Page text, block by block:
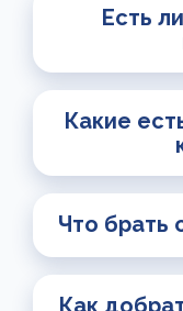
Есть
Какие
Что брать